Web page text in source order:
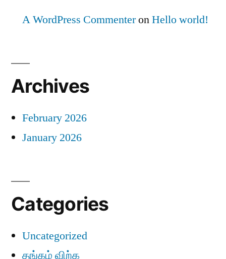
A WordPress CommenteronHello world!
Archives
February 2026
January 2026
Categories
Uncategorized
தங்கம் விற்க